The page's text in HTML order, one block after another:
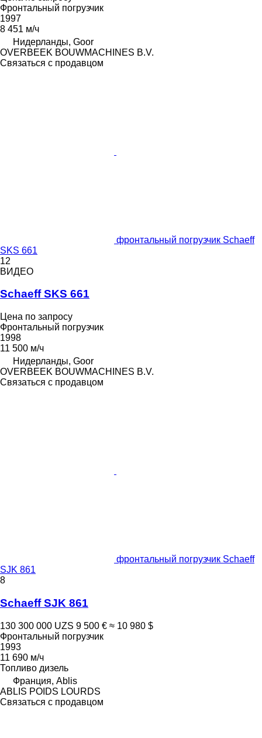
Фронтальный погрузчик
1997
8 451 м/ч
Нидерланды, Goor
OVERBEEK BOUWMACHINES B.V.
Связаться с продавцом
фронтальный погрузчик Schaeff
SKS 661
12
ВИДЕО
Schaeff SKS 661
Цена по запросу
Фронтальный погрузчик
1998
11 500 м/ч
Нидерланды, Goor
OVERBEEK BOUWMACHINES B.V.
Связаться с продавцом
фронтальный погрузчик Schaeff
SJK 861
8
Schaeff SJK 861
130 300 000 UZS 9 500 € ≈ 10 980 $
Фронтальный погрузчик
1993
11 690 м/ч
Топливо дизель
Франция, Ablis
ABLIS POIDS LOURDS
Связаться с продавцом